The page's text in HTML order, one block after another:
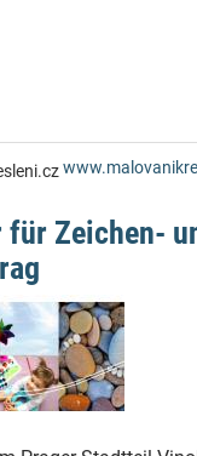
Zeichen-